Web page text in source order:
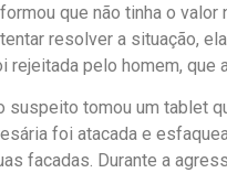
que não tinha o valor
resolver a situação,
pelo homem, que
suspeito tomou um tablet
foi atacada e
facadas. Durante a